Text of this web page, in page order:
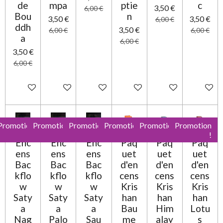
de
Bou
ddh
a
3,50 €
6,00 €
Ajouter au panier
mpa
3,50 €
6,00 €
Ajouter au panier
6,00 €
Ajouter au panier
ptie
n
3,50 €
6,00 €
Ajouter au panier
3,50 €
6,00 €
Ajouter au panier
c
3,50 €
6,00 €
Ajouter
Enc
ens
Bac
kflo
w
Saty
a
Nag
Promotion
Enc
ens
Bac
kflo
w
Saty
a
Palo
Promotion
Enc
ens
Bac
kflo
w
Saty
a
Sau
Promotion
Paq
uet
d'en
cens
Kris
han
Bau
me
Promotion
Paq
uet
d'en
cens
Kris
han
Him
alay
Promotion
!
Paq
uet
d'en
cens
Kris
han
Lotu
s